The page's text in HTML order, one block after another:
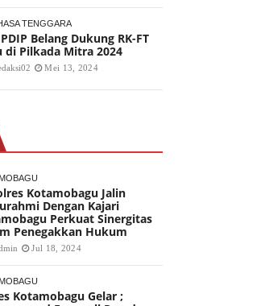
TENGGARA
Belang Dukung RK-FT
di Pilkada Mitra 2024
Mei 13, 2024
Kotamobagu Jalin
Dengan Kajari
Perkuat Sinergitas
Penegakkan Hukum
Jul 18, 2024
Kotamobagu Gelar ;